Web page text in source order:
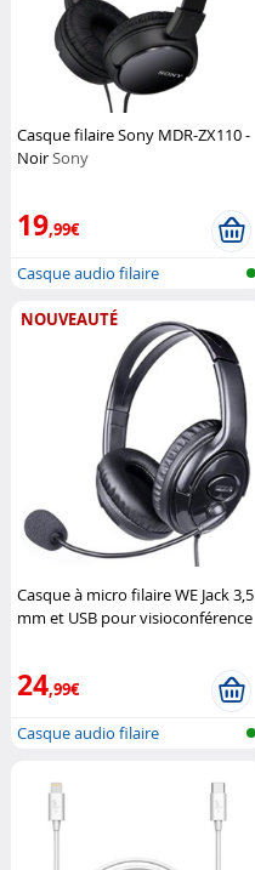
Casque filaire Sony MDR-ZX110 -
NoirSony
19,99€
Casque audio filaire
NOUVEAUTÉ
Casque à micro filaire WE Jack 3,5
mm et USB pour visioconférence
24,99€
Casque audio filaire